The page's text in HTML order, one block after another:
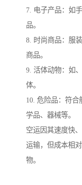
7. 电子产品：如
品。
8. 时尚商品：服
商品。
9. 活体动物：如
体。
10. 危险品：符
学品、器械等。
空运因其速度快
运输，但成本相
物。